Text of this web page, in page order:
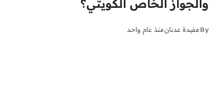
والجواز الخاص الكويتي؟
Byمفيدة عدنانمنذ عام واحد